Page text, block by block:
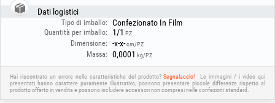
Dati logistici
Tipo di imballo: Confezionato In Film
Quantità per imballo: 1/1 PZ
Dimensione: -x-x-cm/PZ
Massa: 0,0001 kg/PZ
Hai riscontrato un errore nelle caratteristiche del prodotto?Segnalacelo!
Le immagini / i video qui
presentati hanno carattere puramente illustrativo, possono presentare piccole differenze rispetto al
prodotto offerto in vendita e possono includere accessori non compresi nelle confezioni standard.